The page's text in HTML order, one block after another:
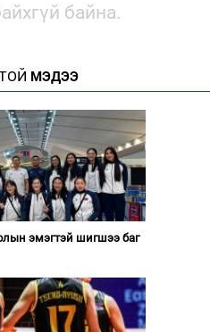
байна.
МЭДЭЭ
эмэгтэй шигшээ баг